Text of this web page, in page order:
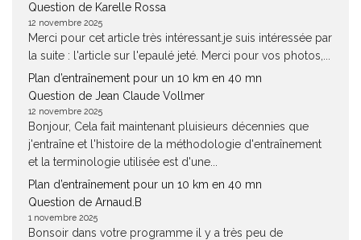
Question de Karelle Rossa
12 novembre 2025
Merci pour cet article très intéressant.je suis intéressée par
la suite : l'article sur l'epaulé jeté. Merci pour vos photos,...
Plan d’entraînement pour un 10 km en 40 mn
Question de Jean Claude Vollmer
12 novembre 2025
Bonjour, Cela fait maintenant pluisieurs décennies que
j'entraîne et l'histoire de la méthodologie d'entraînement
et la terminologie utilisée est d'une...
Plan d’entraînement pour un 10 km en 40 mn
Question de Arnaud.B
1 novembre 2025
Bonsoir dans votre programme il y a très peu de